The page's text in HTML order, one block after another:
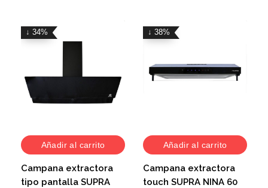
↓ 34%
Añadir al carrito
Campana extractora
tipo pantalla SUPRA
↓ 38%
Añadir al carrito
Campana extractora
touch SUPRA NINA 60